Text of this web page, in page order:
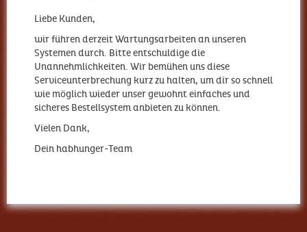
Liebe Kunden,
wir führen derzeit Wartungsarbeiten an unseren
Systemen durch. Bitte entschuldige die
Unannehmlichkeiten. Wir bemühen uns diese
Serviceunterbrechung kurz zu halten, um dir so schnell
wie möglich wieder unser gewohnt einfaches und
sicheres Bestellsystem anbieten zu können.
Vielen Dank,
Dein habhunger-Team